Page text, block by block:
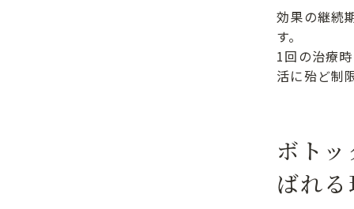
効果の継続
す。
1回の治療
活に殆ど制
ボト
ばれ